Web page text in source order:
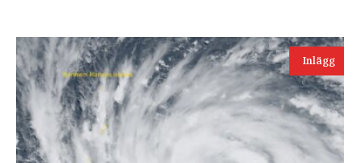
Inlägg